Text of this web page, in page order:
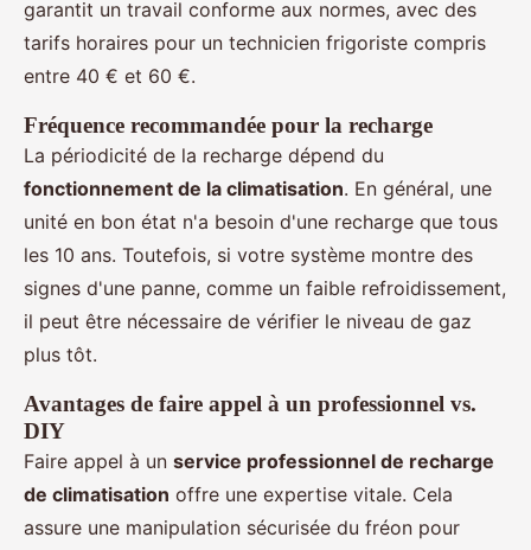
garantit un travail conforme aux normes, avec des
tarifs horaires pour un technicien frigoriste compris
entre 40 € et 60 €.
Fréquence recommandée pour la recharge
La périodicité de la recharge dépend du
fonctionnement de la climatisation. En général, une
unité en bon état n'a besoin d'une recharge que tous
les 10 ans. Toutefois, si votre système montre des
signes d'une panne, comme un faible refroidissement,
il peut être nécessaire de vérifier le niveau de gaz
plus tôt.
Avantages de faire appel à un professionnel vs.
DIY
Faire appel à un service professionnel de recharge
de climatisation offre une expertise vitale. Cela
assure une manipulation sécurisée du fréon pour